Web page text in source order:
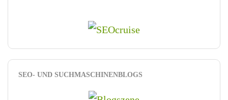
SEO- UND SUCHMASCHINENBLOGS